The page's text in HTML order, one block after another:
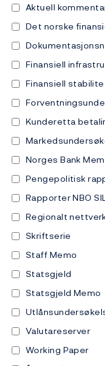
Aktuell
Det norske
Finansiell
Finansiell
Kunderetta
Norges Bank
Pengepolitisk
Rapporter NBO
Regionalt
Skriftserie
Staff Memo
Statsgjeld
Statsgjeld Memo
Valutareserver
Working Paper